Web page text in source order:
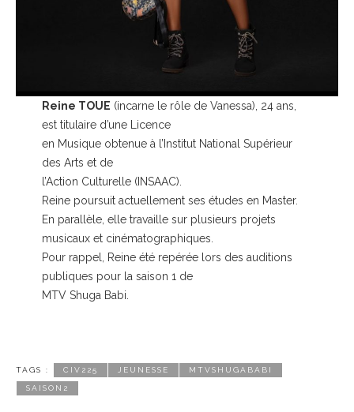
Reine TOUE (incarne le rôle de Vanessa), 24 ans,
est titulaire d’une Licence
en Musique obtenue à l’Institut National Supérieur
des Arts et de
l’Action Culturelle (INSAAC).
Reine poursuit actuellement ses études en Master.
En parallèle, elle travaille sur plusieurs projets
musicaux et cinématographiques.
Pour rappel, Reine été repérée lors des auditions
publiques pour la saison 1 de
MTV Shuga Babi.
TAGS : CIV225 JEUNESSE MTVSHUGABABI
SAISON2